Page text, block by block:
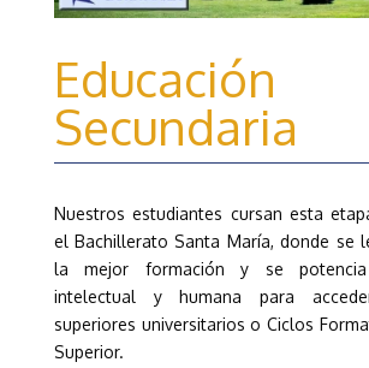
Educación
Secundaria
Nuestros estudiantes cursan esta
el Bachillerato Santa María, donde se
la mejor formación y se
intelectual y humana para
superiores universitarios o Ciclos
Superior.